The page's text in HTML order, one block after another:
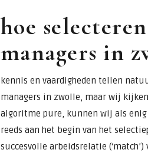
hoe
managers in
kennis en vaardigheden tellen
managers in zwolle, maar wij
algoritme pure, kunnen wij als
reeds aan het begin van het
succesvolle arbeidsrelatie